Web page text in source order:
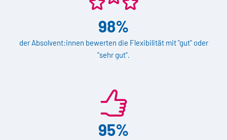
98%
der Absolvent:innen bewerten die Flexibilität mit "gut" oder
"sehr gut".
95%